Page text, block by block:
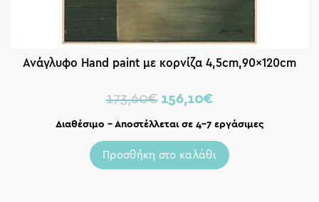
Ανάγλυφο Hand paint με κορνίζα 4,5cm,90x120cm
173,60€ 156,10€
Διαθέσιμο – Αποστέλλεται σε 4-7 εργάσιμες
Προσθήκη στο καλάθι